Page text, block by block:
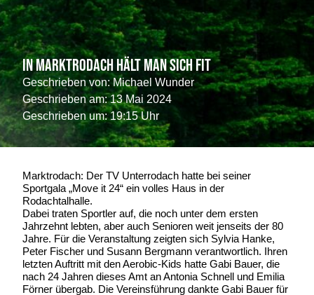
In Marktrodach hält man sich fit
Geschrieben von:Michael Wunder
Geschrieben am: 13 Mai 2024
Geschrieben um: 19:15 Uhr
Marktrodach: Der TV Unterrodach hatte bei seiner
Sportgala „Move it 24“ ein volles Haus in der
Rodachtalhalle.
Dabei traten Sportler auf, die noch unter dem ersten
Jahrzehnt lebten, aber auch Senioren weit jenseits der 80
Jahre. Für die Veranstaltung zeigten sich Sylvia Hanke,
Peter Fischer und Susann Bergmann verantwortlich. Ihren
letzten Auftritt mit den Aerobic-Kids hatte Gabi Bauer, die
nach 24 Jahren dieses Amt an Antonia Schnell und Emilia
Förner übergab. Die Vereinsführung dankte Gabi Bauer für